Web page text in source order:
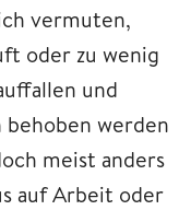
vermuten,
oder zu wenig
und
werden
meist anders
auf Arbeit oder